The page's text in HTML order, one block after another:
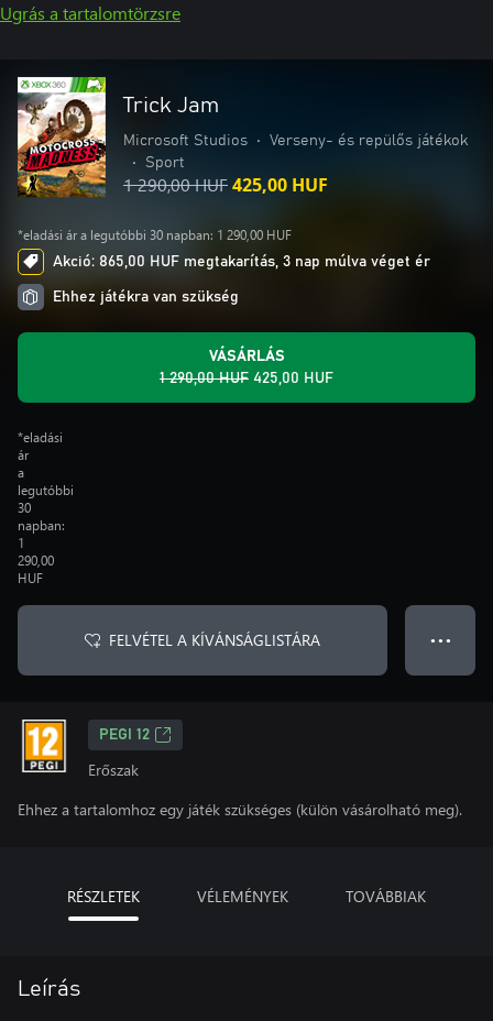
Ugrás a tartalomtörzsre
Trick Jam
Microsoft Studios •
Verseny- és repülős játékok
•
Sport
1 290,00 HUF425,00 HUF
*eladási ár a legutóbbi 30 napban: 1 290,00 HUF
Akció: 865,00 HUF megtakarítás, 3 nap múlva véget ér
Ehhez játékra van szükség
VÁSÁRLÁS
1 290,00 HUF 425,00 HUF
*eladási
ár
a
legutóbbi
30
napban:
1
290,00
HUF
FELVÉTEL A KÍVÁNSÁGLISTÁRA ● ● ●
PEGI 12
Erőszak
Ehhez a tartalomhoz egy játék szükséges (külön vásárolható meg).
RÉSZLETEK VÉLEMÉNYEK TOVÁBBIAK
Leírás